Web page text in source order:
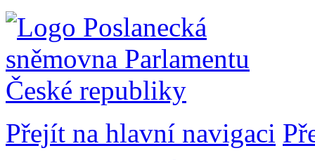
Přejít na hlavní navigaci